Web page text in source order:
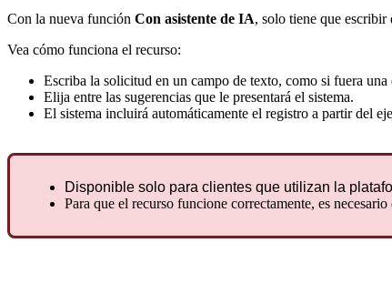
Con la nueva función Con asistente de IA, solo tiene que escribir
Vea cómo funciona el recurso:
Escriba la solicitud en un campo de texto, como si fuera una
Elija entre las sugerencias que le presentará el sistema.
El sistema incluirá automáticamente el registro a partir del
Disponible solo para clientes que utilizan la
Para que el recurso funcione correctamente, es